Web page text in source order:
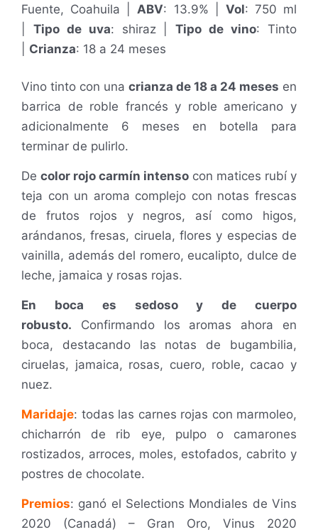
Fuente, Coahuila |ABV: 13.9% | Vol: 750 ml
Tipo de uva: shiraz |Tipo de vino: Tinto
Crianza: 18 a 24 meses
Vino tinto con una crianza de 18 a 24 meses en
barrica de roble francés y roble americano y
adicionalmente 6 meses en botella para
terminar de pulirlo.
De color rojo carmín intenso con matices rubí y
teja con un aroma complejo con notas frescas
de frutos rojos y negros, así como higos,
arándanos, fresas, ciruela, flores y especias de
vainilla, además del romero, eucalipto, dulce de
leche, jamaica y rosas rojas.
En boca es sedoso y de cuerpo
robusto. Confirmando los aromas ahora en
boca, destacando las notas de bugambilia,
ciruelas, jamaica, rosas, cuero, roble, cacao y
nuez.
Maridaje: todas las carnes rojas con marmoleo,
chicharrón de rib eye, pulpo o camarones
rostizados, arroces, moles, estofados, cabrito y
postres de chocolate.
Premios: ganó el Selections Mondiales de Vins
2020 (Canadá) – Gran Oro, Vinus 2020